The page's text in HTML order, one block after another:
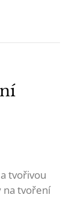
tvořivou
na tvoření